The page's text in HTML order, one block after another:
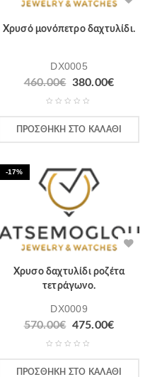
Χρυσό μονόπετρο δαχτυλίδι.
DX0005
460.00€ 380.00€
ΠΡΟΣΘΉΚΗ ΣΤΟ ΚΑΛΆΘΙ
-17%
Χρυσο δαχτυλίδι ροζέτα
τετράγωνο.
DX0009
570.00€ 475.00€
ΠΡΟΣΘΉΚΗ ΣΤΟ ΚΑΛΆΘΙ